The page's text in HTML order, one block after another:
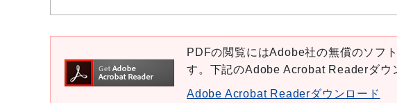
PDFの閲覧にはAdobe社の無償のソフ
す。下記のAdobe Acrobat Readerダウ
Adobe Acrobat Readerダウンロード